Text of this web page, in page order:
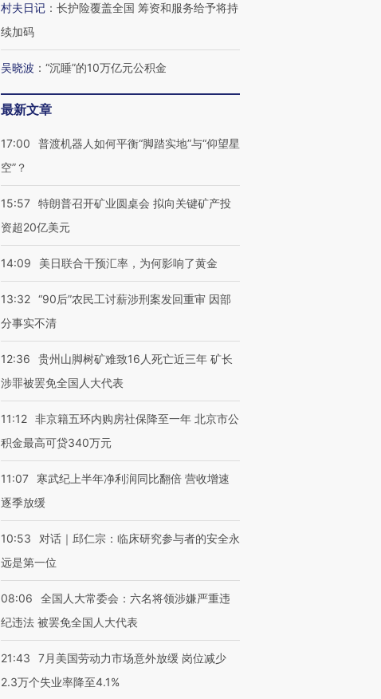
村夫日记 ： 长护险覆盖全国 筹资和服务给予将持
续加码
吴晓波 ： “沉睡”的10万亿元公积金
最新文章
17:00
普渡机器人如何平衡“脚踏实地”与“仰望星
空”？
15:57 特朗普召开矿业圆桌会 拟向关键矿产投
资超20亿美元
14:09 美日联合干预汇率，为何影响了黄金
13:32 “90后”农民工讨薪涉刑案发回重审 因部
分事实不清
12:36
贵州山脚树矿难致16人死亡近三年 矿长
涉罪被罢免全国人大代表
11:12 非京籍五环内购房社保降至一年 北京市公
积金最高可贷340万元
11:07
寒武纪上半年净利润同比翻倍 营收增速
逐季放缓
10:53
对话｜邱仁宗：临床研究参与者的安全永
远是第一位
08:06
全国人大常委会：六名将领涉嫌严重违
纪违法 被罢免全国人大代表
21:43
7月美国劳动力市场意外放缓 岗位减少
2.3万个失业率降至4.1%